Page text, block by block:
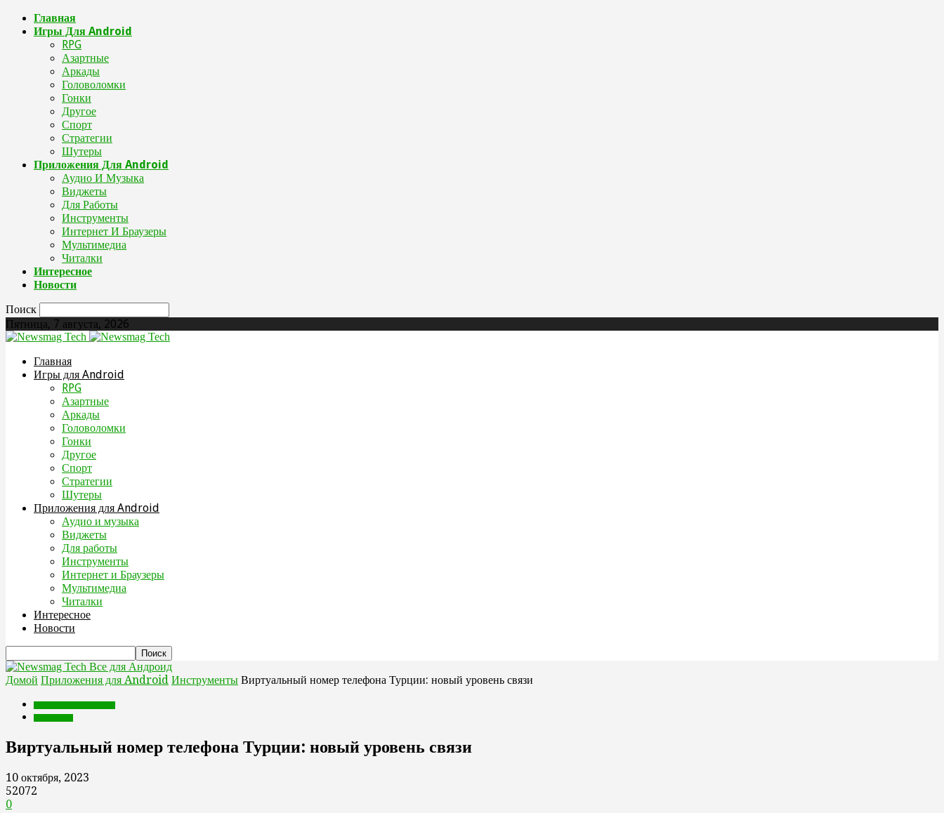
Главная
Игры Для Android
RPG
Азартные
Аркады
Головоломки
Гонки
Другое
Спорт
Стратегии
Шутеры
Приложения Для Android
Аудио И Музыка
Виджеты
Для Работы
Инструменты
Интернет И Браузеры
Мультимедиа
Читалки
Интересное
Новости
Поиск
Пятница, 7 августа, 2026
Главная
Игры для Android
RPG
Азартные
Аркады
Головоломки
Гонки
Другое
Спорт
Стратегии
Шутеры
Приложения для Android
Аудио и музыка
Виджеты
Для работы
Инструменты
Интернет и Браузеры
Мультимедиа
Читалки
Интересное
Новости
Все для Андроид
Домой Приложения для Android Инструменты Виртуальный номер телефона Турции: новый уровень связи
Виртуальный номер телефона Турции: новый уровень связи
10 октября, 2023
52072
0